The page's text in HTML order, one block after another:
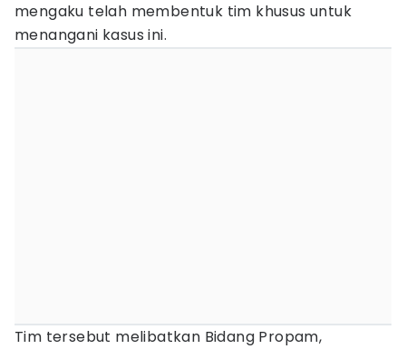
mengaku telah membentuk tim khusus untuk
menangani kasus ini.
Tim tersebut melibatkan Bidang Propam,